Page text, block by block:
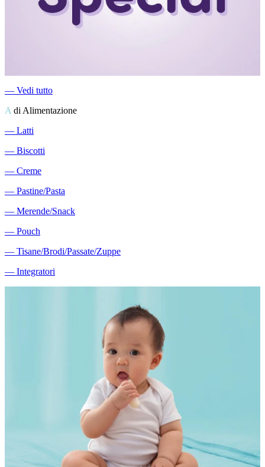
― Vedi tutto
A di Alimentazione
― Latti
― Biscotti
― Creme
― Pastine/Pasta
― Merende/Snack
― Pouch
― Tisane/Brodi/Passate/Zuppe
― Integratori